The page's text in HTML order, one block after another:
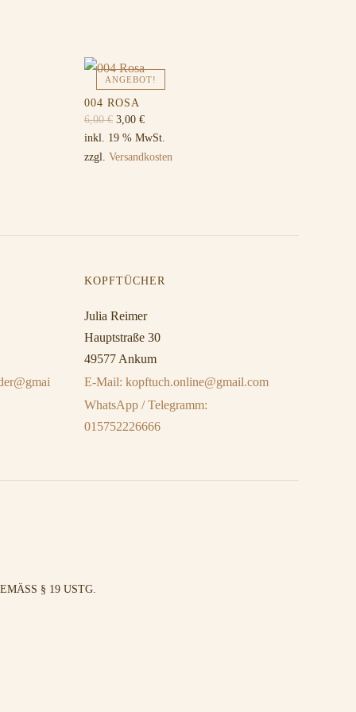
ANGEBOT!
004 ROSA
6,00€ Ursprünglicher
Preis
war:
3,00 €Aktueller
Preis
ist:
inkl. 19 % MwSt.
zzgl. Versandkosten
KOPFTÜCHER
Julia Reimer
Hauptstraße 30
49577 Ankum
E-Mail: kopftuch.online@gmail.com
WhatsApp / Telegramm:
015752226666
§ 19 USTG.